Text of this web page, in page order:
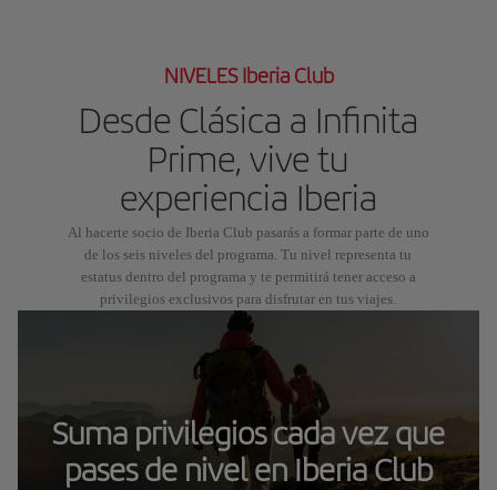
NIVELES Iberia Club
Desde Clásica a Infinita
Prime, vive tu
experiencia Iberia
Al hacerte socio de Iberia Club pasarás a formar parte de uno
de los seis niveles del programa. Tu nivel representa tu
estatus dentro del programa y te permitirá tener acceso a
privilegios exclusivos para disfrutar en tus viajes.
Suma privilegios cada vez que
pases de nivel en Iberia Club